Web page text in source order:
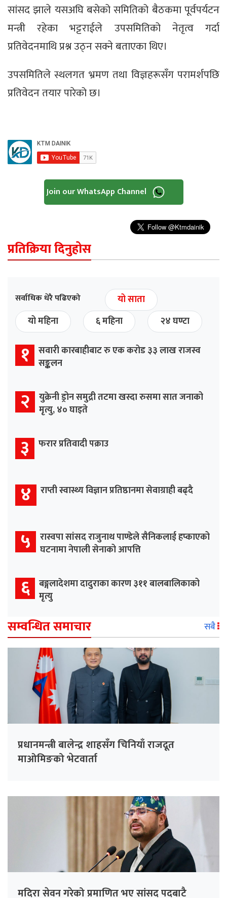
सांसद झाले यसअघि बसेको समितिको बैठकमा पूर्वपर्यटन
मन्त्री रहेका भट्टराईले उपसमितिको नेतृत्व गर्दा
प्रतिवेदनमाथि प्रश्न उठ्न सक्ने बताएका थिए।
उपसमितिले स्थलगत भ्रमण तथा विज्ञहरूसँग परामर्शपछि
प्रतिवेदन तयार पारेको छ।
Join our WhatsApp Channel
प्रतिक्रिया दिनुहोस
सर्वाधिक धेरै पढिएको
यो साता
यो महिना
६ महिना २४ घण्टा
१ सवारी कारबाहीबाट रु एक करोड ३३ लाख राजस्व
सङ्कलन
२ युक्रेनी ड्रोन समुद्री तटमा खस्दा रुसमा सात जनाको
मृत्यु, ४० घाइते
३ फरार प्रतिवादी पक्राउ
४ राप्ती स्वास्थ्य विज्ञान प्रतिष्ठानमा सेवाग्राही बढ्दै
५ रास्वपा सांसद राजुनाथ पाण्डेले सैनिकलाई हप्काएको
घटनामा नेपाली सेनाको आपत्ति
६ बङ्गलादेशमा दादुराका कारण ३११ बालबालिकाको
मृत्यु
सम्वन्धित समाचार सबै
प्रधानमन्त्री बालेन्द्र शाहसँग चिनियाँ राजदूत
माओमिङको भेटवार्ता
मदिरा सेवन गरेको प्रमाणित भए सांसद पदबाटै